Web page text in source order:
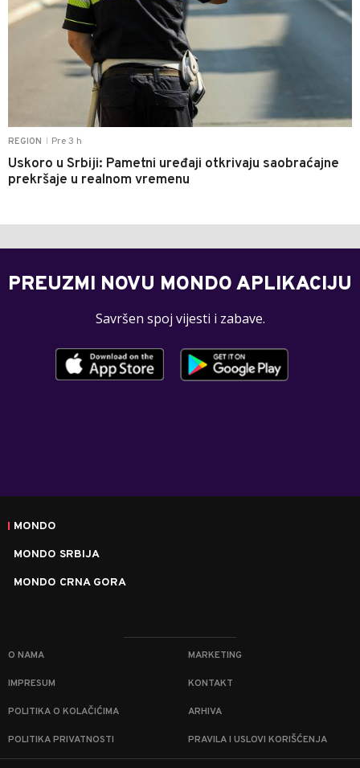
REGION Pre 3 h
Uskoro u Srbiji: Pametni uređaji otkrivaju saobraćajne
prekršaje u realnom vremenu
PREUZMI NOVU MONDO APLIKACIJU
Savršen spoj vijesti i zabave.
MONDO
MONDO SRBIJA
MONDO CRNA GORA
O NAMA MARKETING
IMPRESUM KONTAKT
POLITIKA O KOLAČIĆIMA ARHIVA
POLITIKA PRIVATNOSTI PRAVILA I USLOVI KORIŠĆENJA